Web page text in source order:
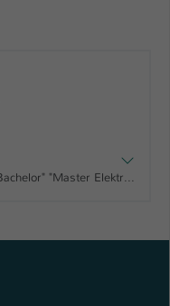
Studiengangsleitung: "Elektrotechnik, Bachelor" "Master Elektrotechnik berufsbegleitend, Master", Fachbereichsrat AING